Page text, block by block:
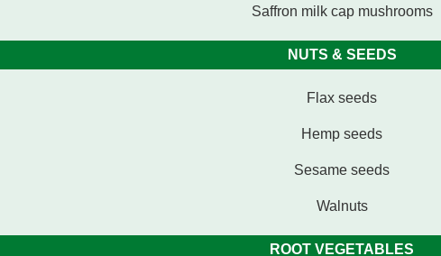
Saffron milk cap mushrooms
NUTS & SEEDS
Flax seeds
Hemp seeds
Sesame seeds
Walnuts
ROOT VEGETABLES